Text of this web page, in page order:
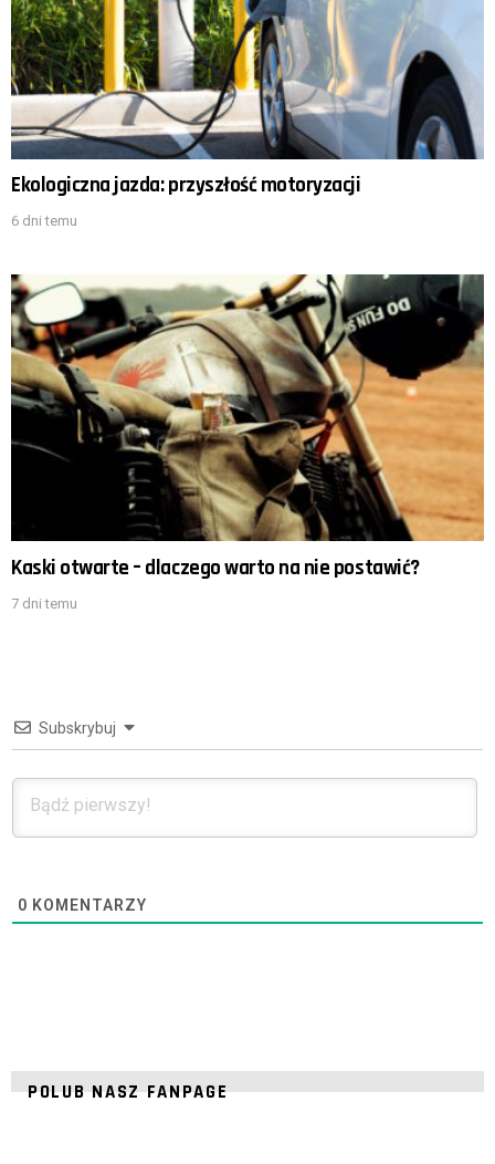
Ekologiczna jazda: przyszłość motoryzacji
6 dni temu
Kaski otwarte – dlaczego warto na nie postawić?
7 dni temu
Subskrybuj
0 KOMENTARZY
POLUB NASZ FANPAGE